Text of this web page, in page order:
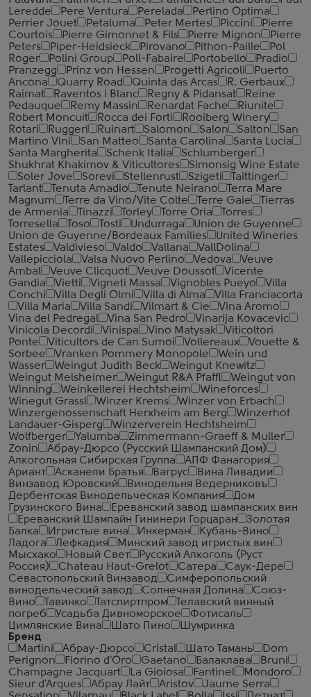
Leredde
Pere Ventura Perelada
Perlino Optima
Perrier Jouet
Petaluma Peter Mertes Piccini
Pierre
Courtois
Pierre Gimonnet & Fils Pierre Mignon
Pierre
Peters
Piper-Heidsieck Pirovano Pithon-Paille
Pol
Roger
Polini Group Poll-Fabaire Portobello
Pradio
Pranzegg
Prinz von Hessen Progetti Agricoli
Puerto
Ancona
Quarry Road Quinta das Arcas
R. Gerbaux
Raimat
Raventos i Blanc Regny & Pidansat
Reine
Pedauque
Remy Massin Renardat Fache
Riunite
Robert Moncuit
Rocca dei Forti
Rooiberg Winery
Rotari
Ruggeri Ruinart Salomon Salon Salton
San
Martino Vini
San Matteo Santa Carolina
Santa Lucia
Santa Margherita
Schenk Italia
Schlumberger
Shukhrat Khakimov & Viticultores
Simonsig Wine Estate
Soler Jove
Sorevi Stellenrust Szigeti
Taittinger
Tarlant
Tenuta Amadio Tenute Neirano
Terra Mare
Magnum
Terre da Vino/Vite Colte Terre Gaie
Tierras
de Armenia
Tinazzi Torley Torre Oria
Torres
Torresella
Toso Tosti Undurraga
Union de Guyenne
Union de Guyenne/Bordeaux Families
United Wineries
Estates
Valdivieso Valdo Vallana
VallDolina
Vallepicciola
Valsa Nuovo Perlino Vedova
Veuve
Ambal
Veuve Clicquot Veuve Doussot
Vicente
Gandia
Vietti Vigneti Massa Vignobles Pueyo
Villa
Conchi
Villa Degli Olmi Villa di Alma
Villa Franciacorta
Villa Maria
Villa Sandi Vilmart & Cie
Vina Aromo
Vina del Pedregal
Vina San Pedro
Vinarija Kovacevic
Vinicola Decordi
Vinispa Vino Matysak
Viticoltori
Ponte
Viticultors de Can Sumoi Vollereaux
Vouette &
Sorbee
Vranken Pommery Monopole
Wein und
Wasser
Weingut Judith Beck
Weingut Knewitz
Weingut Melsheimer
Weingut R&A Pfaffl
Weingut von
Winning
Weinkellerei Hechtsheim
Wineforces
Winegut Grassl
Winzer Krems
Winzer von Erbach
Winzergenossenschaft Herxheim am Berg
Winzerhof
Landauer-Gisperg
Winzerverein Hechtsheim
Wolfberger
Yalumba
Zimmermann-Graeff & Muller
Zonin
Абрау-Дюрсо (Русский Шампанский Дом)
Алкогольная Сибирская Группа
АПФ Фанагория
Ариант
Асканели Братья Вагрус
Вина Ливадии
Винзавод Юровский
Винодельня Ведерниковъ
Дербентская Винодельческая Компания
Дом
Грузинского Вина
Ереванский завод шампанских вин
Ереванский Шампайн Гининери Горцаран
Золотая
Балка
Игристые вина Инкерман
Кубань-Вино
Ладога
Лефкадия
Минский завод игристых вин
Мысхако
Новый Свет
Русский Алкоголь (Руст
Россия)
Сhateau Haut-Grelot Сатера
Саук-Дере
Севастопольский Винзавод
Симферопольский
винодельческий завод
Солнечная Долина
Союз-
Вино
Тавинко Татспиртпром
Телавский винный
погреб
Усадьба Дивноморское
Фотисаль
Цимлянские Вина
Шато Пино
Шумринка
Бренд
Martini
Абрау-Дюрсо Cristal Шато Тамань
Dom
Perignon
Fiorino d'Oro Gaetano Балаклава
Bruni
Champagne Jacquart
La Gioiosa Fantinel
Mondoro
Sieur d'Arques
Абрау Лайт Aristov
Jaume Serra